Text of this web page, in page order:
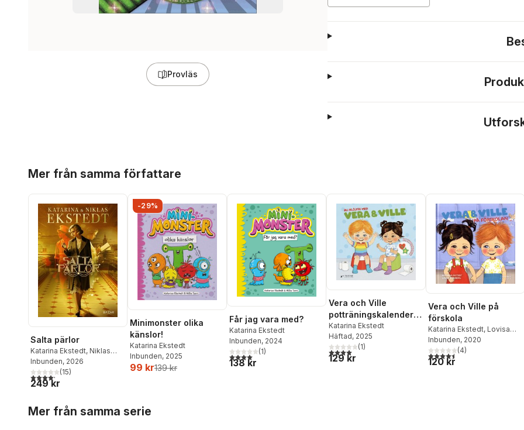
Provläs
Mer från samma författare
Salta pärlor
Katarina Ekstedt, Niklas
Ekstedt
Inbunden, 2026
4,2utav 5 stjärnor. Totalt antal röster:
(15)
249 kr
-29%
Minimonster olika
känslor!
Katarina Ekstedt
Inbunden, 2025
99 kr139 kr
Får jag vara med?
Katarina Ekstedt
Inbunden, 2024
4,0utav 5 stjärnor. Totalt antal röster:
(1)
138 kr
Vera och Ville
potträningskalender -
Bli blöjfri!
Katarina Ekstedt
Häftad, 2025
4,0utav 5 stjärnor. Totalt antal röster:
(1)
129 kr
Vera och Ville på
förskola
Katarina Ekstedt, Lovisa
Blomberg
Inbunden, 2020
4,5utav 5 stjärnor. Totalt
(4)
120 kr
Mer från samma serie